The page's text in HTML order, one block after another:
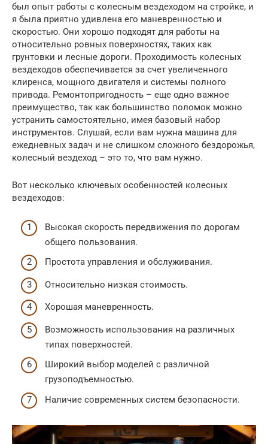
был опыт работы с колесным вездеходом на стройке, и
я была приятно удивлена его маневренностью и
скоростью. Они хорошо подходят для работы на
относительно ровных поверхностях, таких как
грунтовки и лесные дороги. Проходимость колесных
вездеходов обеспечивается за счет увеличенного
клиренса, мощного двигателя и системы полного
привода. Ремонтопригодность – еще одно важное
преимущество, так как большинство поломок можно
устранить самостоятельно, имея базовый набор
инструментов. Слушай, если вам нужна машина для
ежедневных задач и не слишком сложного бездорожья,
колесный вездеход – это то, что вам нужно.
Вот несколько ключевых особенностей колесных
вездеходов:
Высокая скорость передвижения по дорогам
общего пользования.
Простота управления и обслуживания.
Относительно низкая стоимость.
Хорошая маневренность.
Возможность использования на различных
типах поверхностей.
Широкий выбор моделей с различной
грузоподъемностью.
Наличие современных систем безопасности.